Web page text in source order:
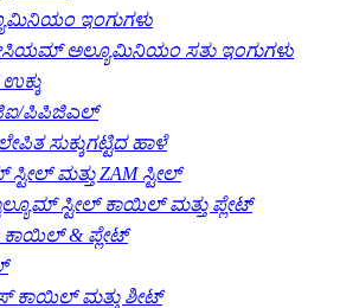
ಇಂಗುಗಳು
ಅಲ್ಯೂಮಿನಿಯಂ ಸತು ಇಂಗುಗಳು
ಪಿಪಿಜಿಎಲ್
ಸುಕ್ಕುಗಟ್ಟಿದ ಹಾಳೆ
ಸ್ಟೀಲ್ ಮತ್ತು ZAM ಸ್ಟೀಲ್
ಸ್ಟೀಲ್ ಕಾಯಿಲ್ ಮತ್ತು ಪ್ಲೇಟ್
ಕಾಯಿಲ್ & ಪ್ಲೇಟ್
ಕಾಯಿಲ್ ಮತ್ತು ಶೀಟ್